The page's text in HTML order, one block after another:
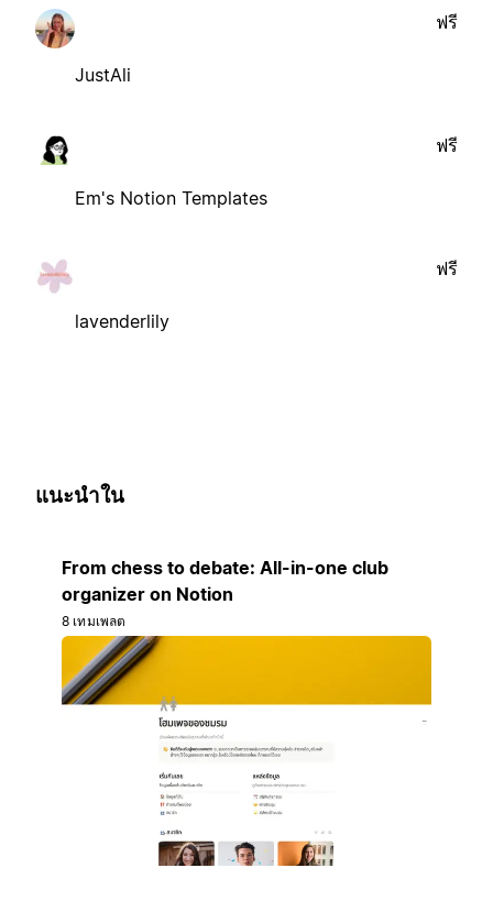
JustAli
ฟรี
Em's Notion Templates
ฟรี
lavenderlily
ฟรี
แนะนำใน
From chess to debate: All-in-one club
organizer on Notion
8 เทมเพลต